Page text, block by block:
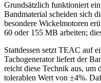
Grundsätzlich funktioniert
Bandmaterial scheiden sich
besondere Wickelmotoren
60 oder 155 MB arbeiten;
Stattdessen setzt TEAC auf
Tachogenerator liefert der
reicht diese Technik aus,
tolerablen Wert von ±4%.